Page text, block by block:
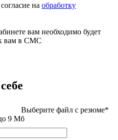
на обработку
вам необходимо будет
к вам в СМС
Выберите файл с резюме*
9 Мб